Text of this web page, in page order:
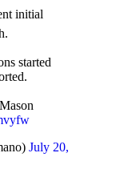
initial
started
July 20,